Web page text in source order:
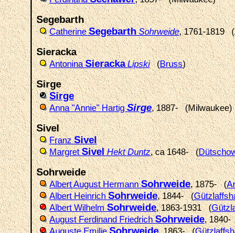
Segebarth
CatherineSegebarth Sohrweide, 1761-1819
Sieracka
AntoninaSieracka Lipski(Bruss)
Sirge
Sirge
Anna "Annie" HartigSirge, 1887- (Milwaukee)
Sivel
FranzSivel
MargretSivel Hekt Duntz, ca 1648- (
Sohrweide
Albert August HermannSohrweide, 1875- (
Albert HeinrichSohrweide, 1844- (
Albert WilhelmSohrweide, 1863-1931 (
August Ferdinand FriedrichSohrweide,
Auguste Emilie
, 1863- (